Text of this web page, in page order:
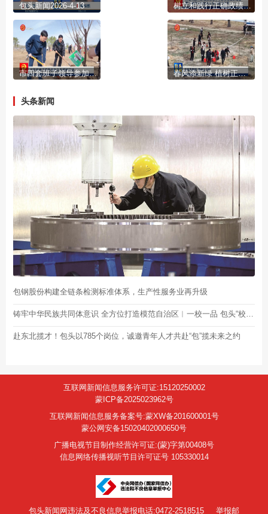
包头新闻2026-4-13 树立和践行正确政绩观学习教育自治区党委第二督导组进驻包头市见面会召开
市四套班子领导参加义务植树活动 春风添新绿 植树正当时
头条新闻
包钢股份构建全链条检测标准体系，生产性服务业再升级
铸牢中华民族共同体意识 全方位打造模范自治区︱一校一品 包头“校园美颜手册”藏着“同心密码”
赴东北揽才！包头以785个岗位，诚邀青年人才共赴“包”揽未来之约
互联网新闻信息服务许可证:15120250002
蒙ICP备2025023962号
互联网新闻信息服务备案号:蒙XW备201600001号
蒙公网安备15020402000650号
广播电视节目制作经营许可证:(蒙)字第00408号
信息网络传播视听节目许可证号 105330014
包头新闻网违法及不良信息举报电话:0472-2518515
举报邮